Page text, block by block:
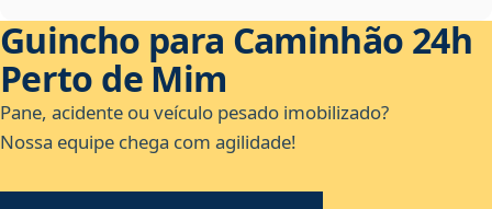
Guincho para Caminhão 24h
Perto de Mim
Pane, acidente ou veículo pesado imobilizado?
Nossa equipe chega com agilidade!